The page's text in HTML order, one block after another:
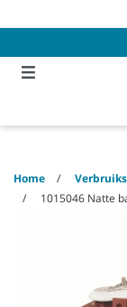
to
to
menu
Home
1015046 Natte